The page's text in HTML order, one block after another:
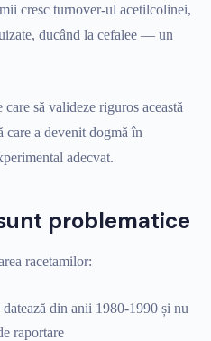
cresc turnover-ul acetilcolinei,
ducând la cefalee — un
să valideze riguros această
care a devenit dogmă în
adecvat.
problematice
racetamilor:
din anii 1980-1990 și nu
raportare